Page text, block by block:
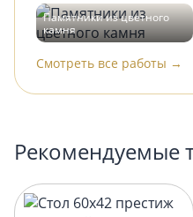
Памятники из цветного
камня
Смотреть все работы →
Рекомендуемые